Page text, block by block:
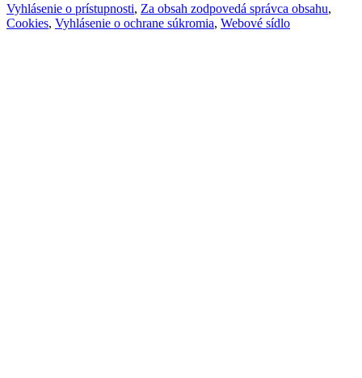
Vyhlásenie o prístupnosti, Za obsah zodpovedá správca obsahu,
Cookies, Vyhlásenie o ochrane súkromia, Webové sídlo